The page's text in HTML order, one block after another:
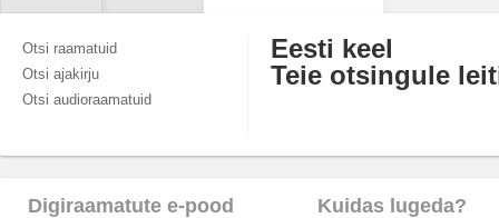
Otsi raamatuid
Otsi ajakirju
Otsi audioraamatuid
Eesti keel
Teie otsingule
Digiraamatute e-pood Kuidas lugeda?